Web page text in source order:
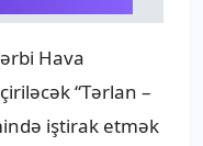
Hava
“Tərlan –
iştirak etmək